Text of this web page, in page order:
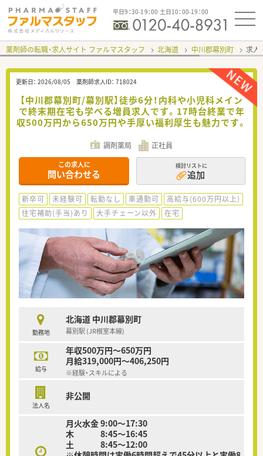
平日9：30-19：00 土日10：00-19：00
薬剤師の転職・求人サイト ファルマスタッフ 北海道 中川郡幕別町 求人
更新日： 2026/08/05 薬剤師求人ID： 718024
【中川郡幕別町/幕別駅】徒歩6分！内科や小児科メイン
で終末期在宅も学べる増員求人です。17時台終業で年
収500万円から650万円や手厚い福利厚生も魅力です。
調剤薬局 正社員
この求人に
問い合わせる
検討リストに
追加
新卒可 未経験可 転勤なし 車通勤可
高給与(600万円以上)
住宅補助(手当)あり
大手チェーン以外 在宅
勤務地
北海道 中川郡幕別町
幕別駅 (JR根室本線)
給与
年収500万円～650万円
月給319,000円～406,250円
※経験・スキルによる
法人名
非公開
月火水金 9:00～17:30
木 8:45～16:45
土 8:45～12:00